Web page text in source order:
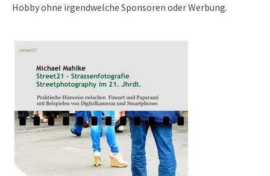
Hobby ohne irgendwelche Sponsoren oder Werbung.